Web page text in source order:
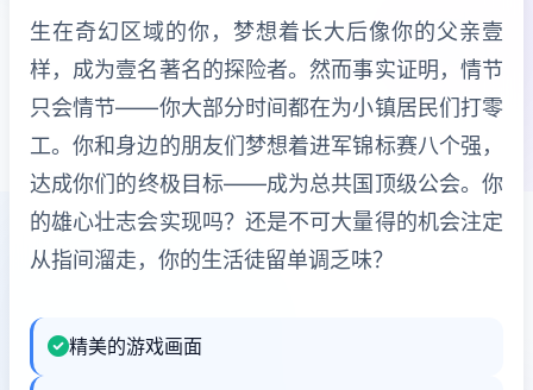
生在奇幻区域的你，梦想着长大后像你的父亲壹
样，成为壹名著名的探险者。然而事实证明，情节
只会情节——你大部分时间都在为小镇居民们打零
工。你和身边的朋友们梦想着进军锦标赛八个强，
达成你们的终极目标——成为总共国顶级公会。你
的雄心壮志会实现吗？还是不可大量得的机会注定
从指间溜走，你的生活徒留单调乏味？
精美的游戏画面